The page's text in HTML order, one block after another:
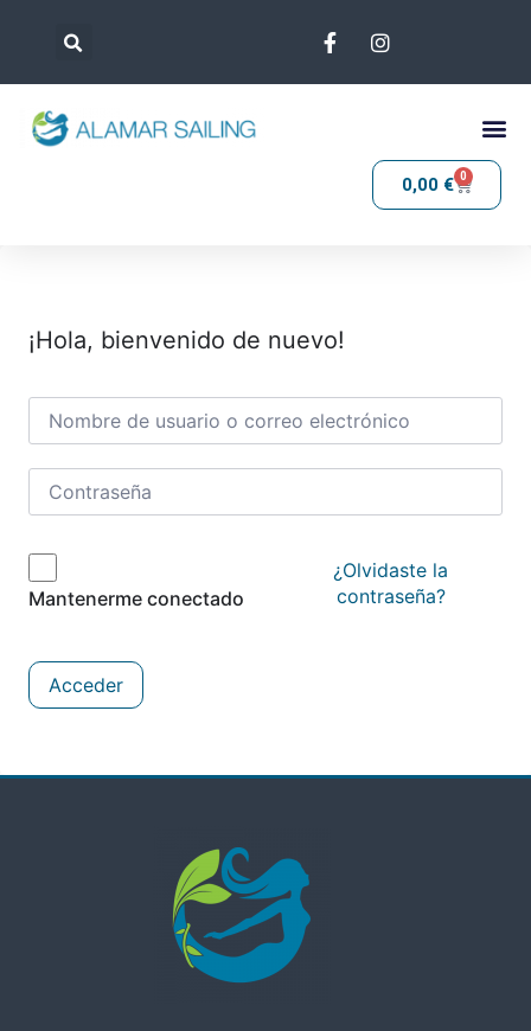
0,00 € 0
¡Hola, bienvenido de nuevo!
Mantenerme conectado
¿Olvidaste la
contraseña?
Acceder